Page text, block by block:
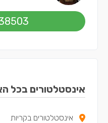
אינסטלטורים בכל
אינסטלטורים בקריות